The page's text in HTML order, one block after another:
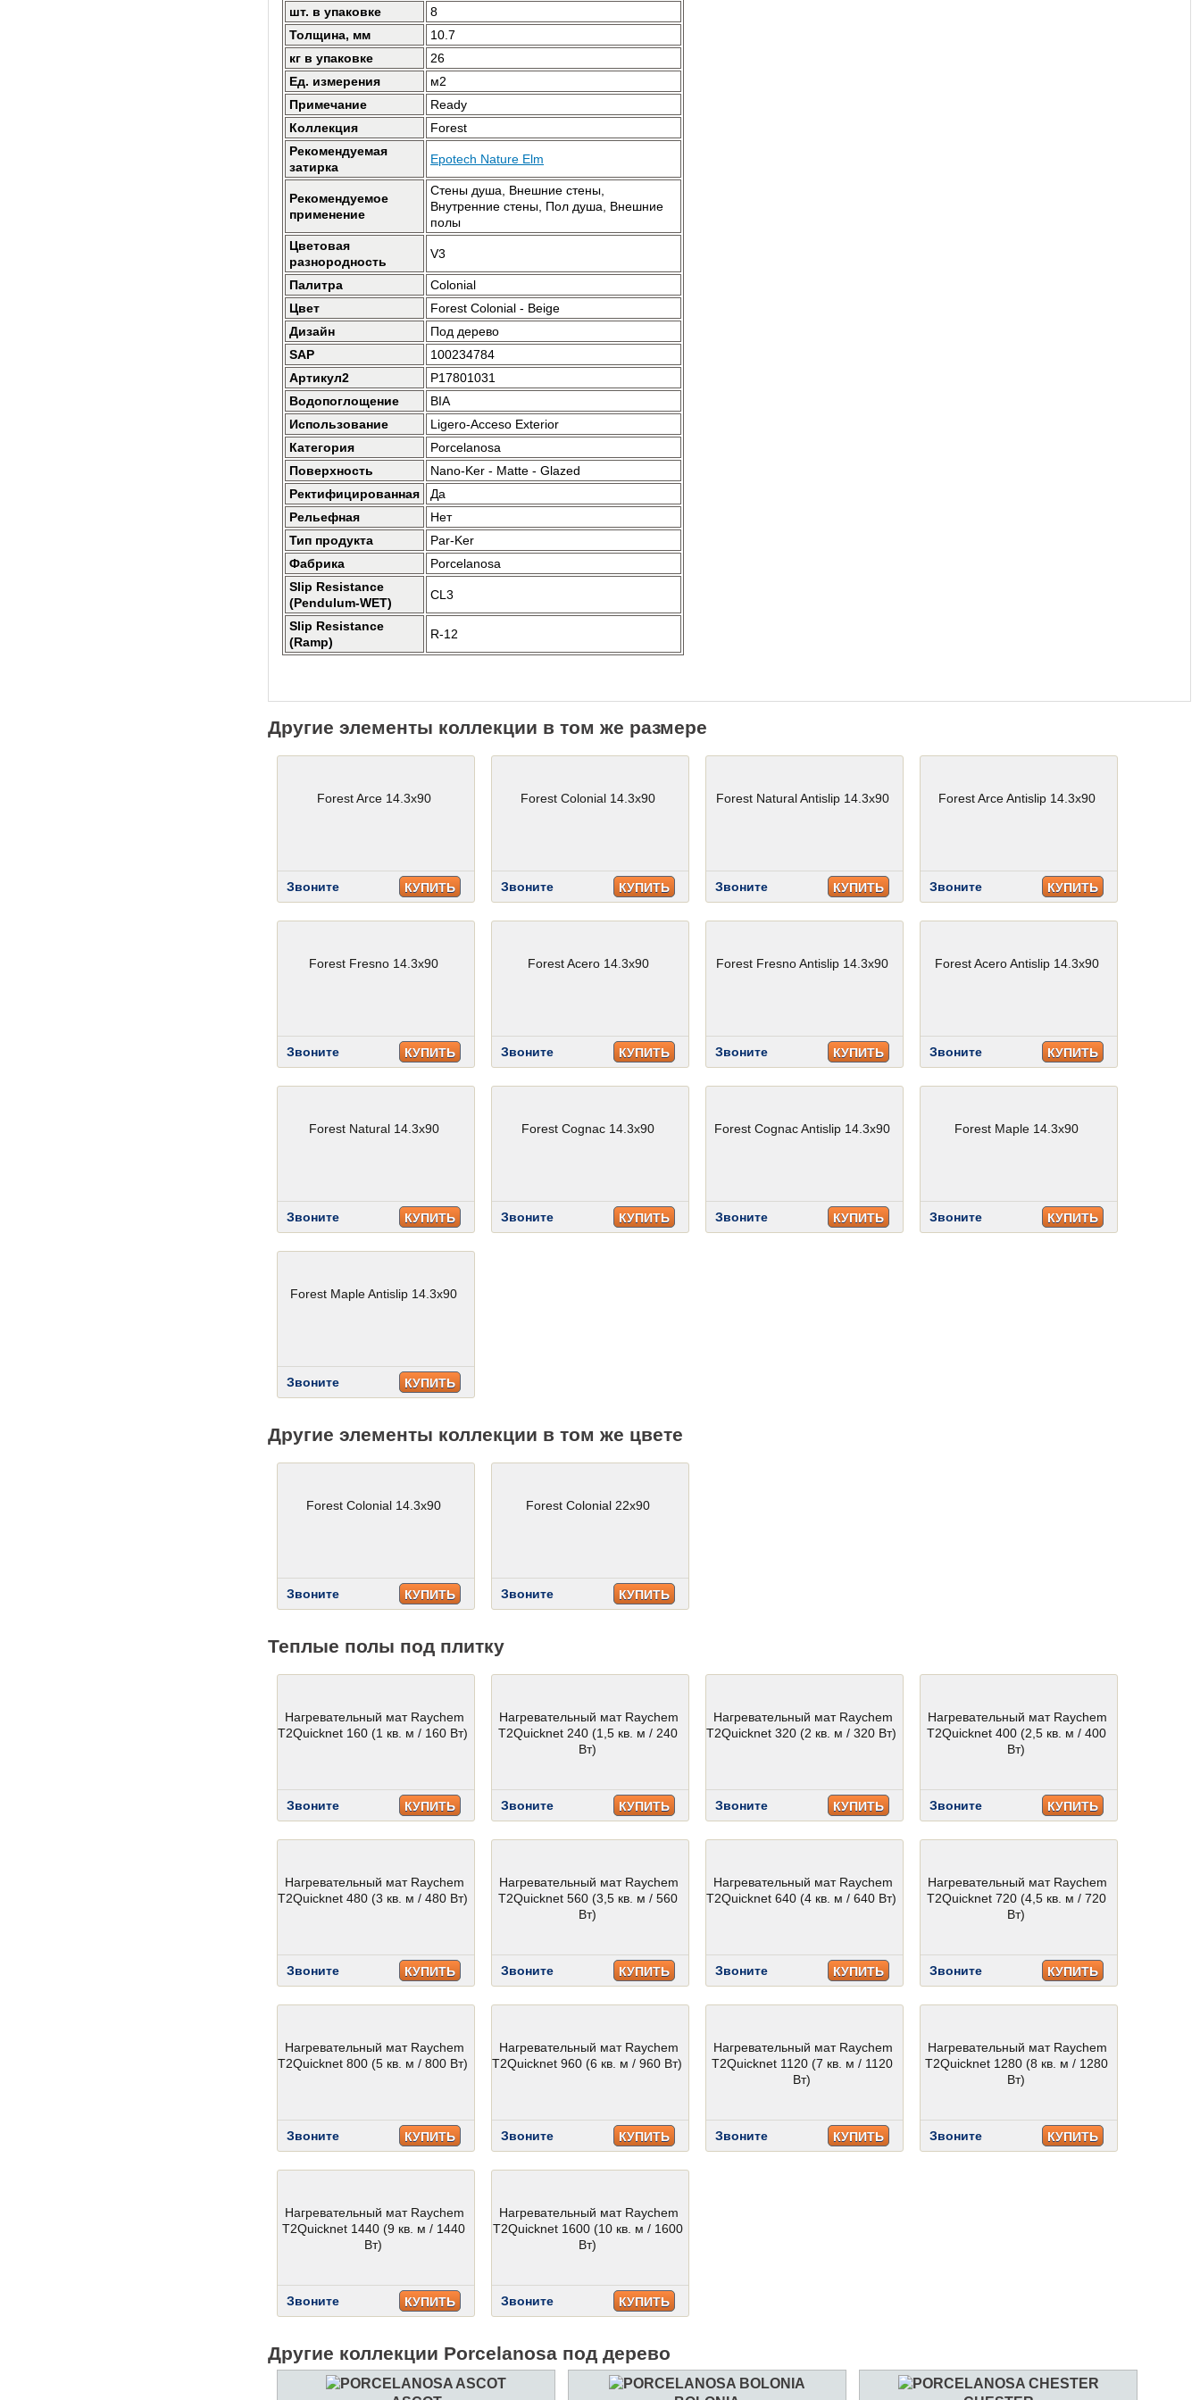
шт. в упаковке
8
Толщина, мм
10.7
кг в упаковке
26
Ед. измерения
м2
Примечание
Ready
Коллекция
Forest
Рекомендуемая
затирка
Epotech Nature Elm
Рекомендуемое
применение
Стены душа, Внешние стены,
Внутренние стены, Пол душа, Внешние
полы
Цветовая
разнородность
V3
Палитра
Colonial
Цвет
Forest Colonial - Beige
Дизайн
Под дерево
SAP
100234784
Артикул2
P17801031
Водопоглощение
BIA
Использование
Ligero-Acceso Exterior
Категория
Porcelanosa
Поверхность
Nano-Ker - Matte - Glazed
Ректифицированная
Да
Рельефная
Нет
Тип продукта
Par-Ker
Фабрика
Porcelanosa
Slip Resistance
(Pendulum-WET)
CL3
Slip Resistance
(Ramp)
R-12
Другие элементы коллекции в том же размере
Forest Arce 14.3x90
Звоните КУПИТЬ
Forest Colonial 14.3x90
Звоните КУПИТЬ
Forest Natural Antislip 14.3x90
Звоните КУПИТЬ
Forest Arce Antislip 14.3x90
Звоните КУПИТЬ
Forest Fresno 14.3x90
Звоните КУПИТЬ
Forest Acero 14.3x90
Звоните КУПИТЬ
Forest Fresno Antislip 14.3x90
Звоните КУПИТЬ
Forest Acero Antislip 14.3x90
Звоните КУПИТЬ
Forest Natural 14.3x90
Звоните КУПИТЬ
Forest Cognac 14.3x90
Звоните КУПИТЬ
Forest Cognac Antislip 14.3x90
Звоните КУПИТЬ
Forest Maple 14.3x90
Звоните КУПИТЬ
Forest Maple Antislip 14.3x90
Звоните КУПИТЬ
Другие элементы коллекции в том же цвете
Forest Colonial 14.3x90
Звоните КУПИТЬ
Forest Colonial 22x90
Звоните КУПИТЬ
Теплые полы под плитку
Нагревательный мат Raychem
T2Quicknet 160 (1 кв. м / 160 Вт)
Звоните КУПИТЬ
Нагревательный мат Raychem
T2Quicknet 240 (1,5 кв. м / 240
Вт)
Звоните КУПИТЬ
Нагревательный мат Raychem
T2Quicknet 320 (2 кв. м / 320 Вт)
Звоните КУПИТЬ
Нагревательный мат Raychem
T2Quicknet 400 (2,5 кв. м / 400
Вт)
Звоните КУПИТЬ
Нагревательный мат Raychem
T2Quicknet 480 (3 кв. м / 480 Вт)
Звоните КУПИТЬ
Нагревательный мат Raychem
T2Quicknet 560 (3,5 кв. м / 560
Вт)
Звоните КУПИТЬ
Нагревательный мат Raychem
T2Quicknet 640 (4 кв. м / 640 Вт)
Звоните КУПИТЬ
Нагревательный мат Raychem
T2Quicknet 720 (4,5 кв. м / 720
Вт)
Звоните КУПИТЬ
Нагревательный мат Raychem
T2Quicknet 800 (5 кв. м / 800 Вт)
Звоните КУПИТЬ
Нагревательный мат Raychem
T2Quicknet 960 (6 кв. м / 960 Вт)
Звоните КУПИТЬ
Нагревательный мат Raychem
T2Quicknet 1120 (7 кв. м / 1120
Вт)
Звоните КУПИТЬ
Нагревательный мат Raychem
T2Quicknet 1280 (8 кв. м / 1280
Вт)
Звоните КУПИТЬ
Нагревательный мат Raychem
T2Quicknet 1440 (9 кв. м / 1440
Вт)
Звоните КУПИТЬ
Нагревательный мат Raychem
T2Quicknet 1600 (10 кв. м / 1600
Вт)
Звоните КУПИТЬ
Другие коллекции Porcelanosa под дерево